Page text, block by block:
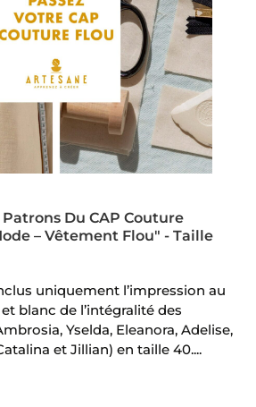
Du CAP Couture
– Vêtement Flou" - Taille
uniquement l’impression au
blanc de l’intégralité des
Yselda, Eleanora, Adelise,
et Jillian) en taille 40....